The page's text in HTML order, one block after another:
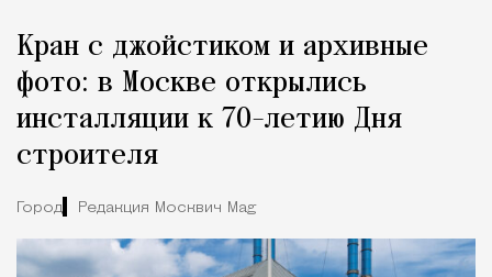
Кран с джойстиком и архивные
фото: в Москве открылись
инсталляции к 70-летию Дня
строителя
Город Редакция Москвич Mag